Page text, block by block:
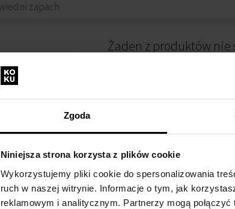
Zgoda
Niniejsza strona korzysta z plików cookie
Wykorzystujemy pliki cookie do spersonalizowania
ruch w naszej witrynie. Informacje o tym, jak
reklamowym i analitycznym. Partnerzy mogą
Żaden z produktów
WSZYSTKO O ZAKUPIE